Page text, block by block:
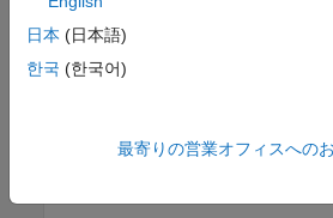
Values:
Default: 'WarnAndRepair'
日本 (日本語)
한국 (한국어)
最寄りの営業オフィスへの